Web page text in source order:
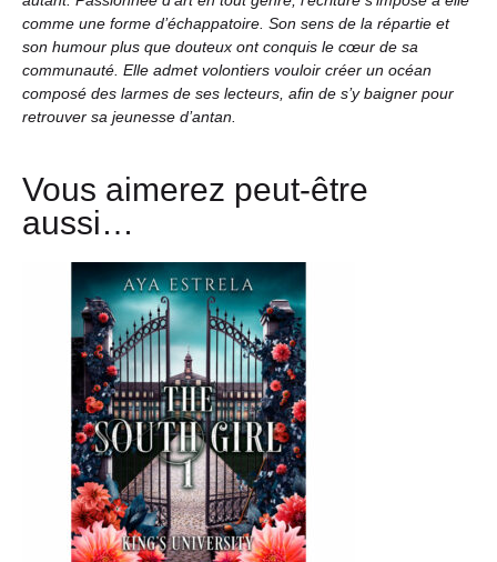
comme une forme d’échappatoire. Son sens de la répartie et
son humour plus que douteux ont conquis le cœur de sa
communauté. Elle admet volontiers vouloir créer un océan
composé des larmes de ses lecteurs, afin de s’y baigner pour
retrouver sa jeunesse d’antan.
Vous aimerez peut-être
aussi…